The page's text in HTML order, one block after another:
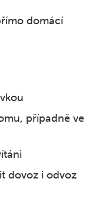
domácí
případně ve
dovoz i odvoz